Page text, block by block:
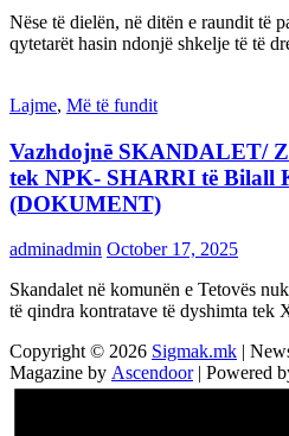
Nëse të dielën, në ditën e raundit të
qytetarët hasin ndonjë shkelje të të
Lajme, Më të fundit
Vazhdojnē SKANDALET/
tek NPK- SHARRI të Bilall
(DOKUMENT)
adminadmin October 17, 2025
Skandalet në komunën e Tetovës
të qindra kontratave të dyshimta
Copyright © 2026 Sigmak.mk |
Magazine by Ascendoor| Powered